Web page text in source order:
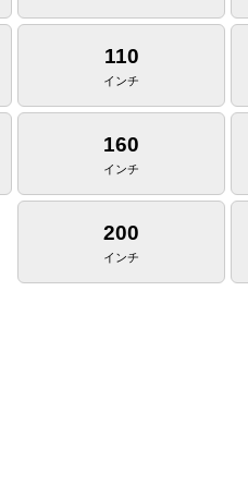
110
インチ
160
インチ
200
インチ